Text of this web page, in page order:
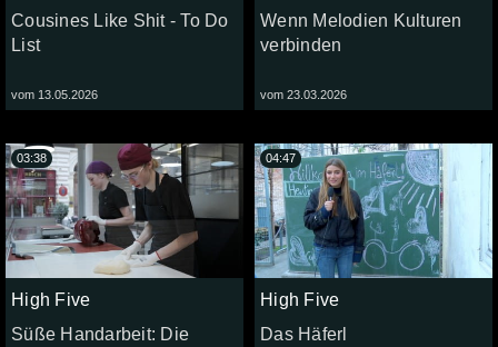
Cousines Like Shit - To Do
List
vom 13.05.2026
Wenn Melodien Kulturen
verbinden
vom 23.03.2026
High Five
Süße Handarbeit: Die
03:38
High Five
Das Häferl
04:47